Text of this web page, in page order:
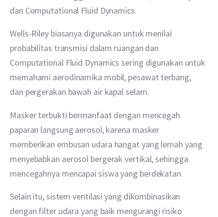
dan Computational Fluid Dynamics.
Wells-Riley biasanya digunakan untuk menilai
probabilitas transmisi dalam ruangan dan
Computational Fluid Dynamics sering digunakan untuk
memahami aerodinamika mobil, pesawat terbang,
dan pergerakan bawah air kapal selam.
Masker terbukti bermanfaat dengan mencegah
paparan langsung aerosol, karena masker
memberikan embusan udara hangat yang lemah yang
menyebabkan aerosol bergerak vertikal, sehingga
mencegahnya mencapai siswa yang berdekatan.
Selain itu, sistem ventilasi yang dikombinasikan
dengan filter udara yang baik mengurangi risiko